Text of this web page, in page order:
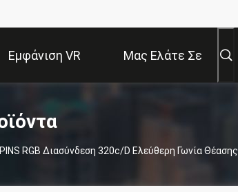
Εμφάνιση VR Μας Ελάτε Σε
RGB Διασύνδεση 320c/D Ελεύθερη Γωνία Θέασης